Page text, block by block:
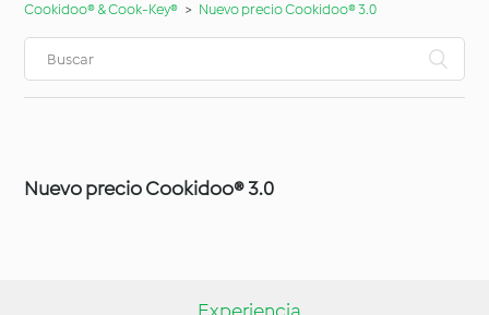
Cookidoo® & Cook-Key®
Nuevo precio Cookidoo® 3.0
Nuevo precio Cookidoo® 3.0